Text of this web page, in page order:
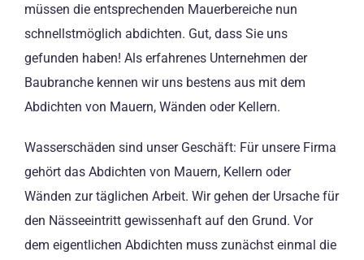
müssen die entsprechenden Mauerbereiche nun
schnellstmöglich abdichten. Gut, dass Sie uns
gefunden haben! Als erfahrenes Unternehmen der
Baubranche kennen wir uns bestens aus mit dem
Abdichten von Mauern, Wänden oder Kellern.
Wasserschäden sind unser Geschäft: Für unsere Firma
gehört das Abdichten von Mauern, Kellern oder
Wänden zur täglichen Arbeit. Wir gehen der Ursache für
den Nässeeintritt gewissenhaft auf den Grund. Vor
dem eigentlichen Abdichten muss zunächst einmal die